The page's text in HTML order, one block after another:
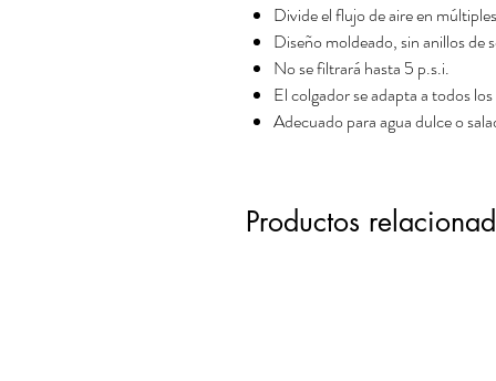
Divide el flujo de aire en
Diseño moldeado, sin anillos de
No se filtrará hasta 5 p.s.i.
El colgador se adapta a todos
Adecuado para agua dulce o
Productos